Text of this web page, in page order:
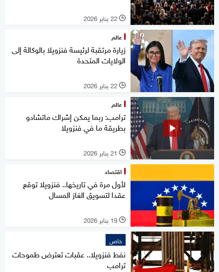
l 22 يناير 2026
عالم
زيارة مرتقبة لرئيسة فنزويلا بالوكالة إلى
الولايات المتحدة
l 22 يناير 2026
عالم
ترامب: ربما يمكن إشراك ماتشادو
بطريقة ما في فنزويلا
l 21 يناير 2026
اقتصاد
لأول مرة في تاريخها.. فنزويلا توقع
عقدا لتسويق الغاز المسال
l 19 يناير 2026
خاص
نفط فنزويلا.. عقبات تعترض طموحات
ترامب